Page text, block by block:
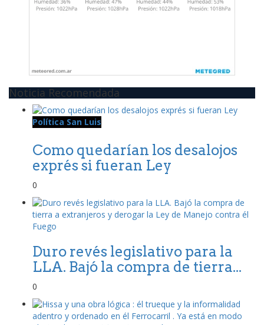
Noticia Recomendada
Política San Luis
Como quedarían los desalojos
exprés si fueran Ley
0
Duro revés legislativo para la
LLA. Bajó la compra de tierra...
0